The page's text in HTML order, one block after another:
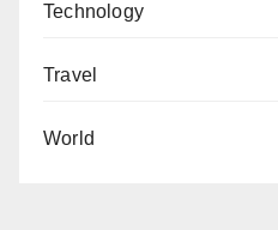
Technology
Travel
World